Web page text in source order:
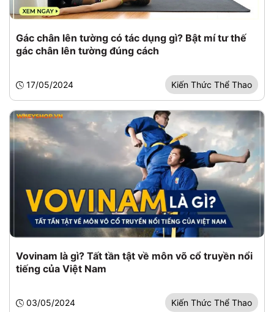
Gác chân lên tường có tác dụng gì? Bật mí tư thế
gác chân lên tường đúng cách
17/05/2024 Kiến Thức Thể Thao
Vovinam là gì? Tất tần tật về môn võ cổ truyền nổi
tiếng của Việt Nam
03/05/2024 Kiến Thức Thể Thao